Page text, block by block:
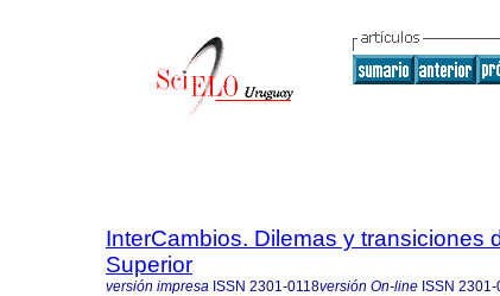
InterCambios. Dilemas y transiciones
Superior
versión impresa ISSN 2301-0118versión On-line ISSN 2301-